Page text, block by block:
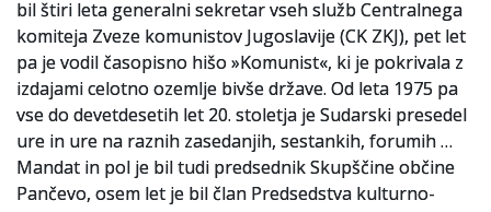
Register ustvarjalcev
Arhivske škatle
Projekti
Slovenski elektronski arhiv
Anonimka
bil štiri leta generalni sekretar vseh služb Centralnega
komiteja Zveze komunistov Jugoslavije (CK ZKJ), pet let
pa je vodil časopisno hišo »Komunist«, ki je pokrivala z
izdajami celotno ozemlje bivše države. Od leta 1975 pa
vse do devetdesetih let 20. stoletja je Sudarski presedel
ure in ure na raznih zasedanjih, sestankih, forumih …
Mandat in pol je bil tudi predsednik Skupščine občine
Pančevo, osem let je bil član Predsedstva kulturno-